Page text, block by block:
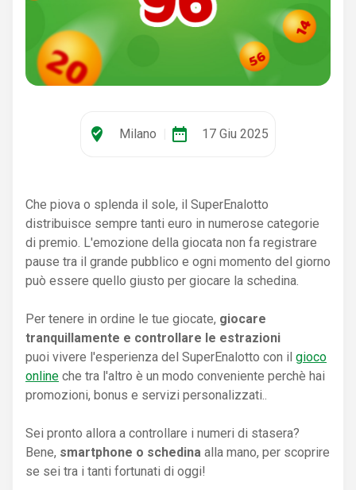
where_to_vote Milano date_range 17 Giu 2025
Che piova o splenda il sole, il SuperEnalotto
distribuisce sempre tanti euro in numerose categorie
di premio. L'emozione della giocata non fa registrare
pause tra il grande pubblico e ogni momento del giorno
può essere quello giusto per giocare la schedina.
Per tenere in ordine le tue giocate, giocare
tranquillamente e controllare le estrazioni
puoi vivere l'esperienza del SuperEnalotto con il gioco
online che tra l'altro è un modo conveniente perchè hai
promozioni, bonus e servizi personalizzati..
Sei pronto allora a controllare i numeri di stasera?
Bene, smartphone o schedina alla mano, per scoprire
se sei tra i tanti fortunati di oggi!